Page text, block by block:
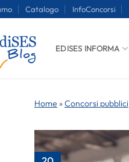
Catalogo InfoConcorsi
EDISES INFORMA
Home »Concorsi pubblici